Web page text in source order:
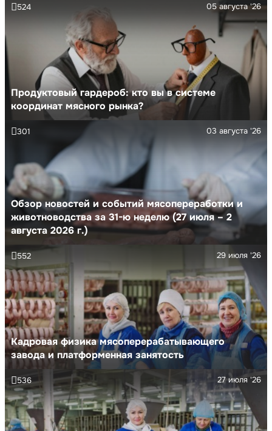
Продуктовый гардероб: кто вы в системе
координат мясного рынка?
05 августа '26
524
Обзор новостей и событий мясопереработки и
животноводства за 31-ю неделю (27 июля – 2
августа 2026 г.)
03 августа '26
301
Кадровая физика мясоперерабатывающего
завода и платформенная занятость
29 июля '26
552
27 июля '26
536